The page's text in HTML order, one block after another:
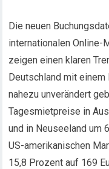
Die neuen
internationalen Online-
zeigen einen klaren
Deutschland mit
nahezu unverändert
Tagesmietpreise in
und in Neuseeland um
US-amerikanischen
15,8 Prozent auf 169